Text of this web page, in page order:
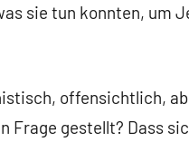
sie tun konnten, um
offensichtlich,
Frage gestellt? Dass